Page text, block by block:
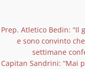
Prep. Atletico Bedin:
e sono convinto
settimane
Capitan Sandrini: “Mai